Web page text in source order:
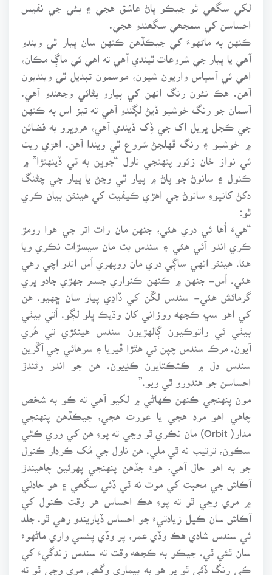
لکي سگھي ٿو جيڪو پاڻ عاشق هجي ۽ ٻئي جي نفيس
احساسن کي سمجھي سگھندو هجي.
ڪنهن به ماڻهوءَ کي جيڪڏهن ڪنهن سان پيار ٿي ويندو
آهي يا پيار جي شروعات ٿيندي آهي ته اهي ئي ماڳ مڪان،
اهي ئي آسپاس واريون شيون، موسمون تبديل ٿي وينديون
آهن. هڪ نئون رنگ انهن کي پيارو بڻائي وجھندو آهي.
آسمان جو رنگ خوشبو ڏيڻ لڳندو آهي ته تيز اس به ڪنهن
جي ڪجل ڀريل اک جي ڏِک ڏيندي آهي، هروڀرو به فضائن
۾ خوشبو ۽ رنگ ڦهلجڻ شروع ٿي ويندا آهن. اهڙي ريت
ئي نواز خان زئور پنهنجي ناول “جوڀن به ٽي ڏينهنڙا” ۾
ڪنول ۽ سانوڻ جو پاڻ ۾ پيار ٿي وڃڻ يا پيار جي چڻنگ
دکڻ کانپوءِ سانوڻ جي اهڙي ڪيفيت کي هينئن بيان ڪري
“هيءَ اُها ئي دري هئي، جنهن مان رات اتر جي هوا رومڙ
ڪري اندر آئي هئي ۽ سندس بت مان سيسڙاٽ نڪري ويا
هئا. هينئر انهي ساڳي دري مان روپهري اُس اندر اچي رهي
هئي. اُس- جنهن ۾ ڪنهن ڪنواري جسم جهڙي جادو ڀري
گرمائش هئي- سندس لڱن کي ڏاڍي پيار سان ڇهيو. هن
کي اهو سڀ ڪجهه روزاني کان وڌيڪ ڀلو لڳو. اُتي بيٺي
بيٺي ئي راتوڪيون ڳالهڙيون سندس هينئڙي تي هُري
آيون. مرڪ سندس چپن تي هٿڙا ڦيريا ۽ سرهائي جي آڱرين
سندس دل ۾ ڪتڪتايون ڪڍيون. هن جو اندر وڻندڙ
احساسن جو هندورو ٿي ويو.”
مون پنهنجي ڪنهن ڪهاڻي ۾ لکيو آهي ته ڪو به شخص
چاهي اهو مرد هجي يا عورت هجي، جيڪڏهن پنهنجي
مدار( Orbit) مان نڪري ٿو وڃي ته پوءِ هن کي وري ڪٿي
سڪون، ترتيب نه ٿي ملي. هن ناول جي مُک ڪردار ڪنول
جو به اهو حال آهي، هوءَ جڏهن پنهنجي پهرئين چاهيندڙ
آڪاش جي محبت کي موٽ نه ٿي ڏئي سگھي ۽ هو حادثي
۾ مري وڃي ٿو ته پوءِ هڪ احساس هر وقت ڪنول کي
آڪاش سان ڪيل زيادتيءَ جو احساس ڏياريندو رهي ٿو. جلد
ئي سندس شادي هڪ وڏي عمر، پر وڏي پئسي واري ماڻهوءَ
سان ٿئي ٿي. جيڪو به ڪجھه وقت ته سندس زندگيءَ کي
ڪي رنگ ڏئي ٿو پر هو به بيماري وگھي مري وڃي ٿو ته